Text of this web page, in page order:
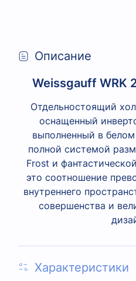
Описание
Weissgauff WRK
Отдельностоящий
оснащенный
выполненный в
полной системой
Frost и
это соотношение
внутреннего
совершенства и
Характеристики